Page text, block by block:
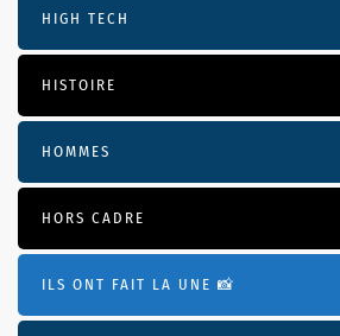
HIGH TECH
HISTOIRE
HOMMES
HORS CADRE
ILS ONT FAIT LA UNE 📸